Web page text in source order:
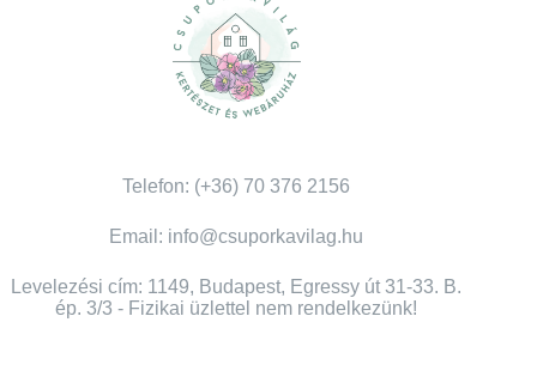
Telefon: (+36) 70 376 2156
Email: info@csuporkavilag.hu
Levelezési cím: 1149, Budapest, Egressy út 31-33. B.
ép. 3/3 - Fizikai üzlettel nem rendelkezünk!